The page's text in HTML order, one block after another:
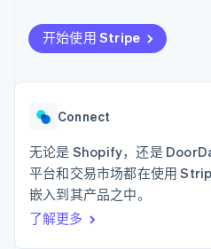
加速结账
Data
数据同步
更多
了解未来规划
Radar
欺诈防范
Atlas
按行业
游戏
酒店、旅游与
保险
媒体与娱乐
资源
应用程序集成
Sessions
招聘
新闻编辑室
联系销售
成为合作伙
开始使用 Stripe
Connect
无论是 Shopify，还是
平台和交易市场都在使用
嵌入到其产品之中。
了解更多